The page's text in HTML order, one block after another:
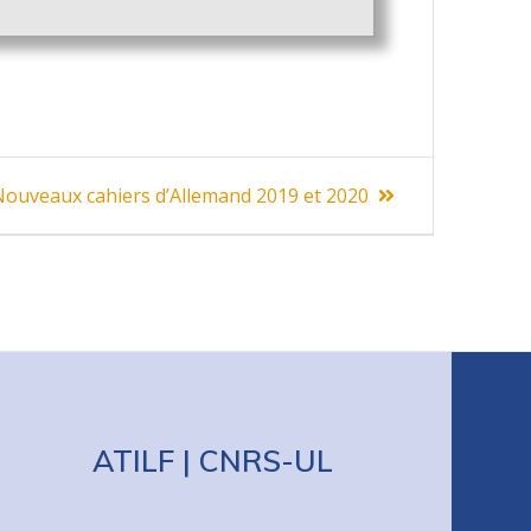
cahiers d’Allemand 2019 et 2020
ATILF | CNRS-UL